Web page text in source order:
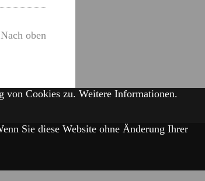
Nach oben
von Cookies zu. Weitere Informationen.
Sie diese Website ohne Änderung Ihrer